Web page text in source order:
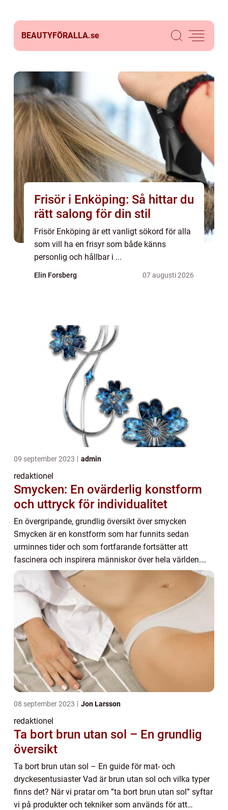
BEAUTYFÖRALLA.se
Frisör i Enköping: Så hittar du
rätt salong för din stil
Frisör Enköping är ett vanligt sökord för alla
som vill ha en frisyr som både känns
personlig och hållbar i ...
Elin Forsberg 07 augusti 2026
09 september 2023 admin
redaktionel
Smycken: En ovärderlig konstform
och uttryck för individualitet
En övergripande, grundlig översikt över smycken
Smycken är en konstform som har funnits sedan
urminnes tider och som fortfarande fortsätter att
fascinera och inspirera människor över hela världen.
Genom åren har smycken fått olika symboliska och
este...
08 september 2023 Jon Larsson
redaktionel
Ta bort brun utan sol – En grundlig
översikt
Ta bort brun utan sol – En guide för mat- och
dryckesentusiaster Vad är brun utan sol och vilka typer
finns det? När vi pratar om ”ta bort brun utan sol” syftar
vi på produkter och tekniker som används för att